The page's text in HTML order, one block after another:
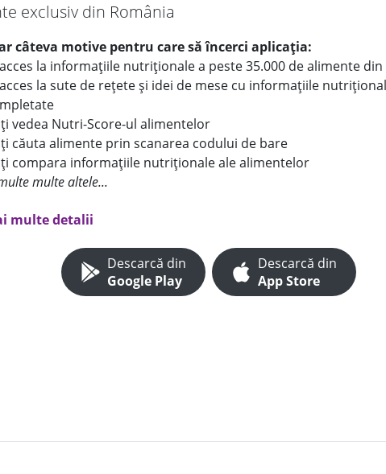
exclusiv din România
câteva motive pentru care să încerci aplicația:
la informațiile nutriționale a peste 35.000 de alimente din
la sute de rețete și idei de mese cu informațiile
vedea Nutri-Score-ul alimentelor
căuta alimente prin scanarea codului de bare
compara informațiile nutriționale ale alimentelor
multe altele...
multe detalii
Descarcă din
Google Play
Descarcă din
App Store